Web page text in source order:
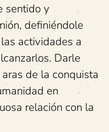
sentido y
definiéndole
actividades a
Darle
de la conquista
en
relación con la